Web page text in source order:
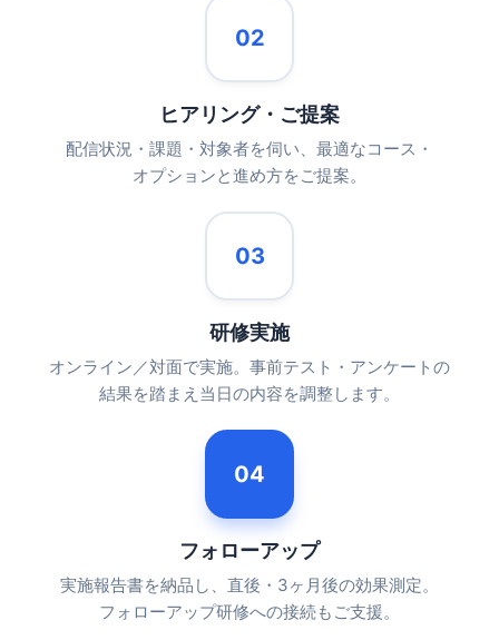
02
ヒアリング・ご提案
配信状況・課題・対象者を伺い、最適なコース・
オプションと進め方をご提案。
03
研修実施
オンライン／対面で実施。事前テスト・アンケートの
結果を踏まえ当日の内容を調整します。
04
フォローアップ
実施報告書を納品し、直後・3ヶ月後の効果測定。
フォローアップ研修への接続もご支援。